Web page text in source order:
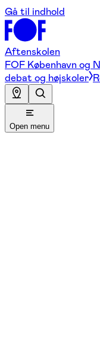
Gå til indhold
Aftenskolen
FOF København og
debat og højskoler
Open menu